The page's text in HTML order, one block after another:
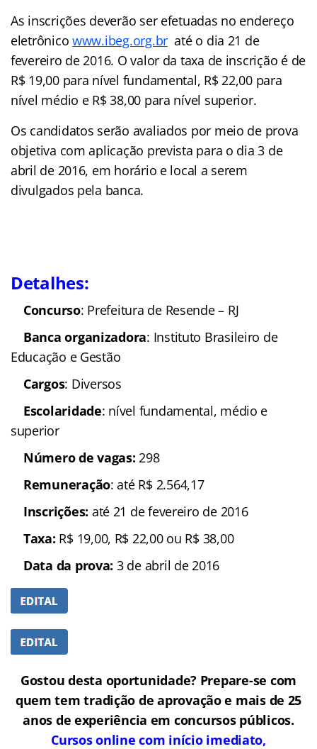
As inscrições deverão ser efetuadas no endereço
eletrônicowww.ibeg.org.braté o dia 21 de
fevereiro de 2016. O valor da taxa de inscrição é de
R$ 19,00 para nível fundamental, R$ 22,00 para
nível médio e R$ 38,00 para nível superior.
Os candidatos serão avaliados por meio de prova
objetiva com aplicação prevista para o dia 3 de
abril de 2016, em horário e local a serem
divulgados pela banca.
Detalhes:
Concurso: Prefeitura de Resende – RJ
Banca organizadora: Instituto Brasileiro de
Educação e Gestão
Cargos: Diversos
Escolaridade: nível fundamental, médio e
superior
Número de vagas:298
Remuneração: até R$ 2.564,17
Inscrições: até 21 de fevereiro de 2016
Taxa: R$ 19,00, R$ 22,00 ou R$ 38,00
Data da prova: 3 de abril de 2016
Gostou desta oportunidade? Prepare-se com
quem tem tradição de aprovação e mais de 25
anos de experiência em concursos públicos.
Cursos online com início imediato,